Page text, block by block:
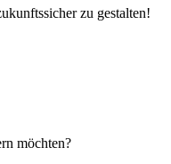
zu gestalten!
möchten?